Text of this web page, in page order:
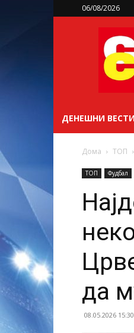
06/08/2026
ДЕНЕШНИ
Дома ТОП
ТОП Фудбал
да
08.05.2026 15:30